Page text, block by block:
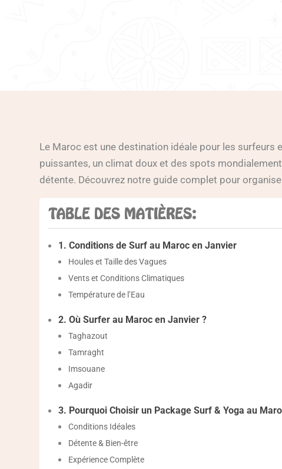
Le Maroc est une destination idéale pour les surfeurs
puissantes, un climat doux et des spots
détente. Découvrez notre guide complet pour
TABLE DES MATIÈRES:
1. Conditions de Surf au Maroc en Janvier
Houles et Taille des Vagues
Vents et Conditions Climatiques
Température de l’Eau
2. Où Surfer au Maroc en Janvier ?
Taghazout
Tamraght
Imsouane
Agadir
3. Pourquoi Choisir un Package Surf & Yoga au
Conditions Idéales
Détente & Bien-être
Expérience Complète